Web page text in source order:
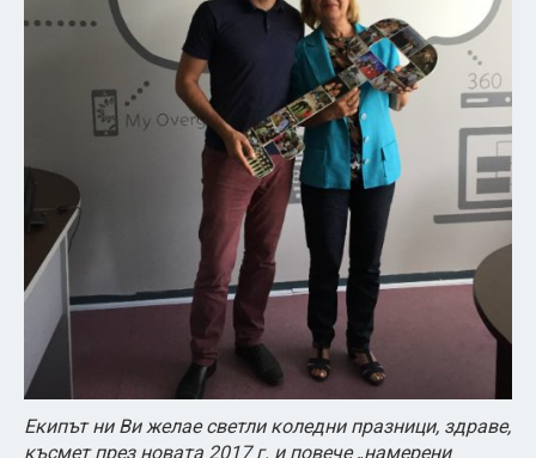
Екипът ни Ви желае светли коледни празници, здраве,
късмет през новата 2017 г. и повече „намерени